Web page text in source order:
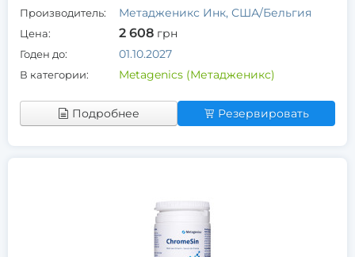
Производитель: Метадженикс Инк, США/Бельгия
Цена: 2 608 грн
Годен до: 01.10.2027
В категории: Metagenics (Метадженикс)
Подробнее Резервировать